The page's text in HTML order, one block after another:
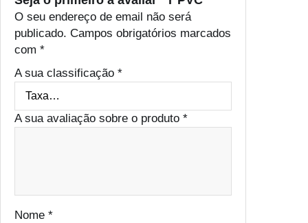
O seu endereço de email não será
publicado. Campos obrigatórios marcados
com *
A sua classificação *
A sua avaliação sobre o produto *
Nome *